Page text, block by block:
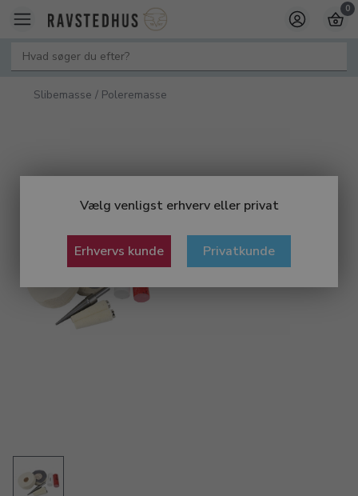
Vælg venligst erhverv eller privat
Erhvervs kunde Privatkunde
0
Slibemasse / Poleremasse